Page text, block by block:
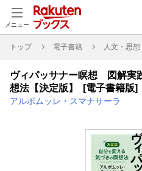
メニュー
トップ 電子書籍 人文・思
ヴィパッサナー瞑想 図解実
想法【決定版】 [電子書籍版]
アルボムッレ・スマナサーラ